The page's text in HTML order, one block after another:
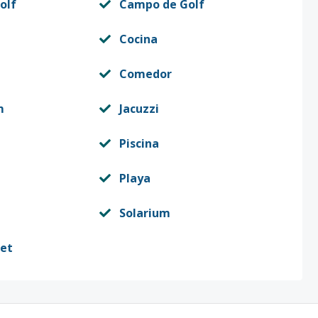
Campo de Golf
Cocina
Comedor
Jacuzzi
Piscina
Playa
Solarium